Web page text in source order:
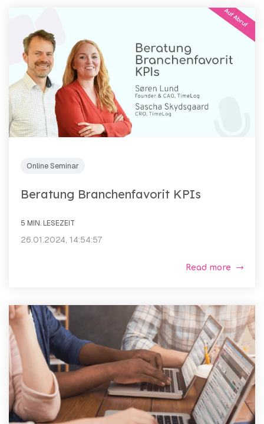
Online Seminar
Beratung Branchenfavorit KPIs
5 MIN. LESEZEIT
26.01.2024, 14:54:57
Read more